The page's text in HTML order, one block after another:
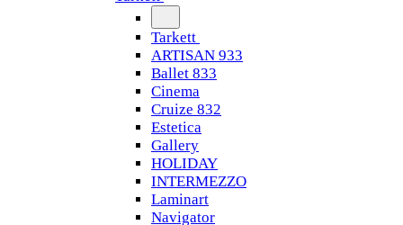
Tarkett
ARTISAN 933
Ballet 833
Cinema
Cruize 832
Estetica
Gallery
HOLIDAY
INTERMEZZO
Laminart
Navigator